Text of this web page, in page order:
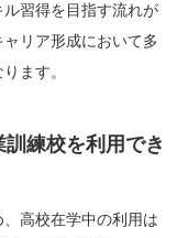
習得を目指す流れが
リア形成において多
ます。
練校を利用でき
高校在学中の利用は